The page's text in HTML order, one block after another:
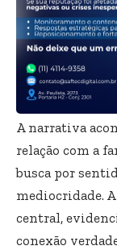
A narrativa
relação com a
busca por
mediocridade.
central,
conexão